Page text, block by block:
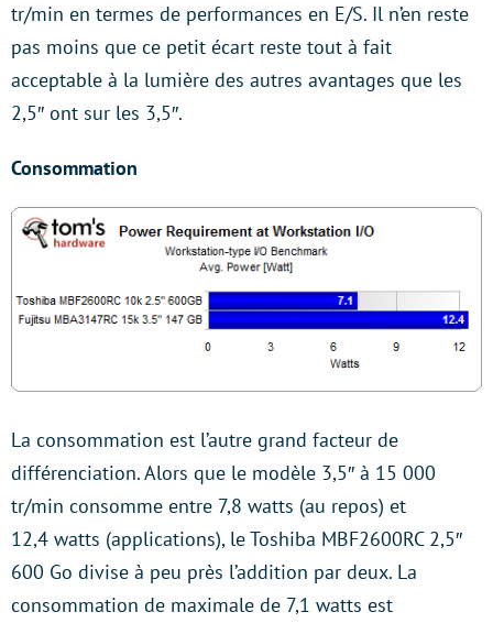
tr/min en termes de performances en E/S. Il n’en reste
pas moins que ce petit écart reste tout à fait
acceptable à la lumière des autres avantages que les
2,5″ ont sur les 3,5″.
Consommation
La consommation est l’autre grand facteur de
différenciation. Alors que le modèle 3,5″ à 15 000
tr/min consomme entre 7,8 watts (au repos) et
12,4 watts (applications), le Toshiba MBF2600RC 2,5″
600 Go divise à peu près l’addition par deux. La
consommation de maximale de 7,1 watts est